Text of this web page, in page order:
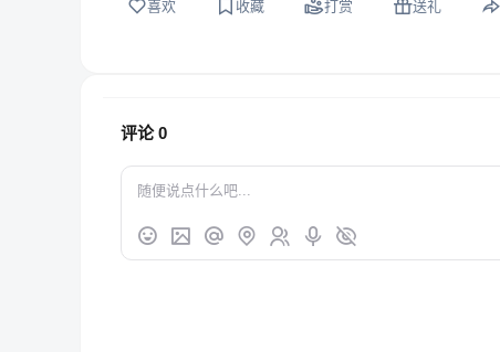
喜欢 收藏 打赏 送礼
评论0